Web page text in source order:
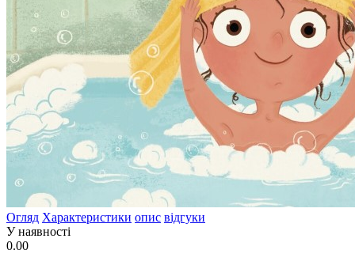
Огляд Характеристики опис відгуки
У наявності
0.00